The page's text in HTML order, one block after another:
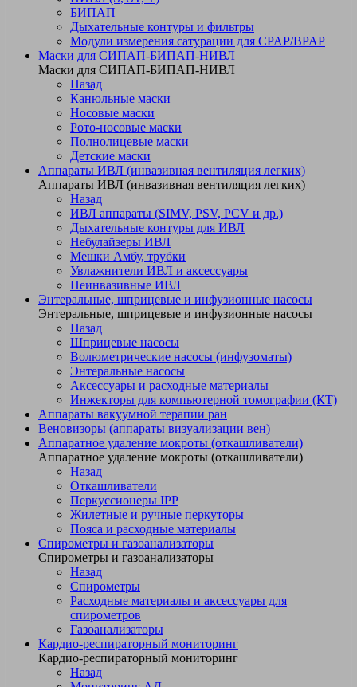
БИПАП
Дыхательные контуры и фильтры
Модули измерения сатурации для CPAP/BPAP
Маски для СИПАП-БИПАП-НИВЛ
Маски для СИПАП-БИПАП-НИВЛ
Назад
Канюльные маски
Носовые маски
Рото-носовые маски
Полнолицевые маски
Детские маски
Аппараты ИВЛ (инвазивная вентиляция легких)
Аппараты ИВЛ (инвазивная вентиляция легких)
Назад
ИВЛ аппараты (SIMV, PSV, PCV и др.)
Дыхательные контуры для ИВЛ
Небулайзеры ИВЛ
Мешки Амбу, трубки
Увлажнители ИВЛ и аксессуары
Неинвазивные ИВЛ
Энтеральные, шприцевые и инфузионные насосы
Энтеральные, шприцевые и инфузионные насосы
Назад
Шприцевые насосы
Волюметрические насосы (инфузоматы)
Энтеральные насосы
Аксессуары и расходные материалы
Инжекторы для компьютерной томографии (КТ)
Аппараты вакуумной терапии ран
Веновизоры (аппараты визуализации вен)
Аппаратное удаление мокроты (откашливатели)
Аппаратное удаление мокроты (откашливатели)
Назад
Откашливатели
Перкуссионеры IPP
Жилетные и ручные перкуторы
Пояса и расходные материалы
Спирометры и газоанализаторы
Спирометры и газоанализаторы
Назад
Спирометры
Расходные материалы и аксессуары для
спирометров
Газоанализаторы
Кардио-респираторный мониторинг
Кардио-респираторный мониторинг
Назад